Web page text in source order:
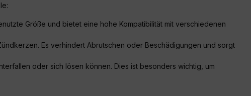
Größe und bietet eine hohe Kompatibilität mit verschiedenen
Es verhindert Abrutschen oder Beschädigungen und sorgt
oder sich lösen können. Dies ist besonders wichtig, um